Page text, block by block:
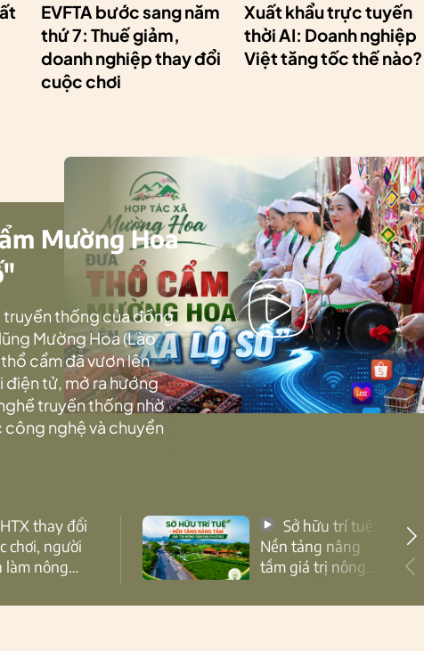
EVFTA bước sang năm
thứ 7: Thuế giảm,
doanh nghiệp thay đổi
cuộc chơi
Xuất khẩu trực tuyến
thời AI: Doanh nghiệp
Việt tăng tốc thế nào?
Mường Hoa
truyền thống của đồng
Mường Hoa (Lào
cẩm đã vươn lên
điện tử, mở ra hướng
truyền thống nhờ
nghệ và chuyển
chơi, người
làm nông
Nền tảng nâng
tầm giá trị nông